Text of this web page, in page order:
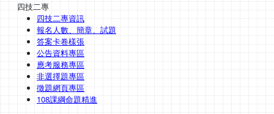
四技二專
四技二專資訊
報名人數、簡章、試題
答案卡卷樣張
公告資料專區
應考服務專區
非選擇題專區
徵題網頁專區
108課綱命題精進